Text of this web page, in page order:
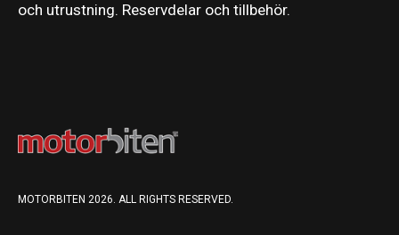
och utrustning. Reservdelar och tillbehör.
MOTORBITEN 2026. ALL RIGHTS RESERVED.